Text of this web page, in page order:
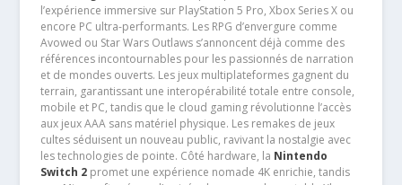
l’expérience immersive sur PlayStation 5 Pro, Xbox Series X ou
encore PC ultra-performants. Les RPG d’envergure comme
Avowed ou Star Wars Outlaws s’annoncent déjà comme des
références incontournables pour les passionnés de narration
et de mondes ouverts. Les jeux multiplateformes gagnent du
terrain, garantissant une interopérabilité totale entre console,
mobile et PC, tandis que le cloud gaming révolutionne l’accès
aux jeux AAA sans matériel physique. Les remakes de jeux
cultes séduisent un nouveau public, ravivant la nostalgie avec
les technologies de pointe. Côté hardware, la Nintendo
Switch 2promet une expérience nomade 4K enrichie, tandis